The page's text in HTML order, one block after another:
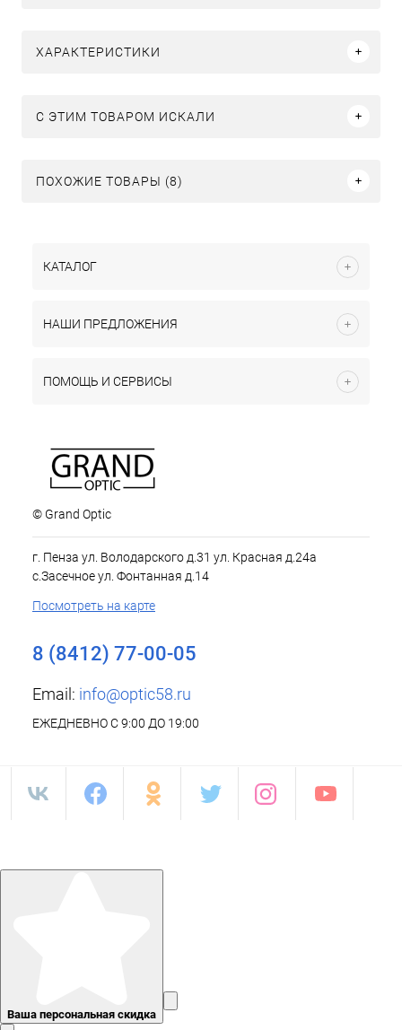
ХАРАКТЕРИСТИКИ
C ЭТИМ ТОВАРОМ ИСКАЛИ
ПОХОЖИЕ ТОВАРЫ (8)
КАТАЛОГ
НАШИ ПРЕДЛОЖЕНИЯ
ПОМОЩЬ И СЕРВИСЫ
© Grand Optic
г. Пенза ул. Володарского д.31 ул. Красная д.24а
с.Засечное ул. Фонтанная д.14
Посмотреть на карте
8 (8412) 77-00-05
Email: info@optic58.ru
ЕЖЕДНЕВНО С 9:00 ДО 19:00
Ваша персональная скидка